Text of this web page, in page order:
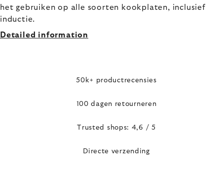
het gebruiken op alle soorten kookplaten, inclusief
inductie.
Detailed information
50k+ productrecensies
100 dagen retourneren
Trusted shops: 4,6 / 5
Directe verzending